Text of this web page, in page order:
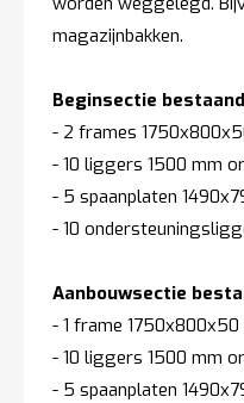
magazijnbakken.
Beginsectie
- 2 frames
- 10 liggers 1500 mm
- 5 spaanplaten
- 10
Aanbouwsectie
- 1 frame
- 10 liggers 1500 mm
- 5 spaanplaten